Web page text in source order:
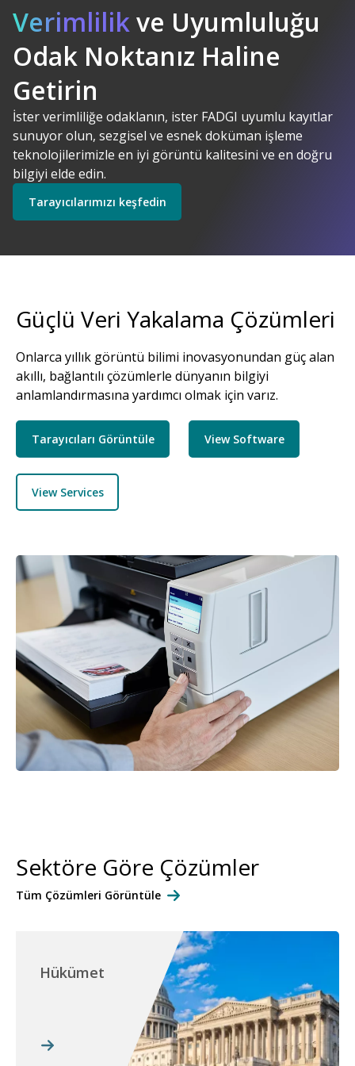
Verimlilikve Uyumluluğu
Odak Noktanız Haline
Getirin
İster verimliliğe odaklanın, ister FADGI uyumlu kayıtlar
sunuyor olun, sezgisel ve esnek doküman işleme
teknolojilerimizle en iyi görüntü kalitesini ve en doğru
bilgiyi elde edin.
Tarayıcılarımızı keşfedin
AI Destekli
Keşfedin
Kodak Alaris. Anlamlı
Çözümler
Çözümlerimizi keşfedin
Tarayıcılarımızı keşfedin
Servislerimizi keşfedin
Güçlü Veri Yakalama Çözümleri
Onlarca yıllık görüntü bilimi inovasyonundan güç alan
akıllı, bağlantılı çözümlerle dünyanın bilgiyi
anlamlandırmasına yardımcı olmak için varız.
Tarayıcıları Görüntüle View Software
View Services
Resim
Sektöre Göre Çözümler
Tüm Çözümleri Görüntüle
Hükümet